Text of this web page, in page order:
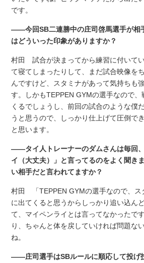
です。
――今回SB二連勝中の庄司啓馬選手が相
はどういった印象がありますか？
村田 試合が決まってから練習に付いて
て寝てしまったりして、まだ試合映像を
んですけど、スタミナがあって気持ちも
す。しかもTEPPEN GYMの選手なので
くるでしょうし、前回の試合のような僕
うと思うので、しっかり仕上げて圧倒で
と思います。
――タイ人トレーナーのダムさんは毎回
イ（大丈夫）」と言ってるのをよく聞き
い相手だと言われてますか？
村田 「TEPPEN GYMの選手なので、ス
に出てくると思うからしっかり追い込ん
て、マイペンライとは言ってなかったで
り、ちゃんと体を戻していければ問題な
ね。
――庄司選手はSBルールに順応して投げ